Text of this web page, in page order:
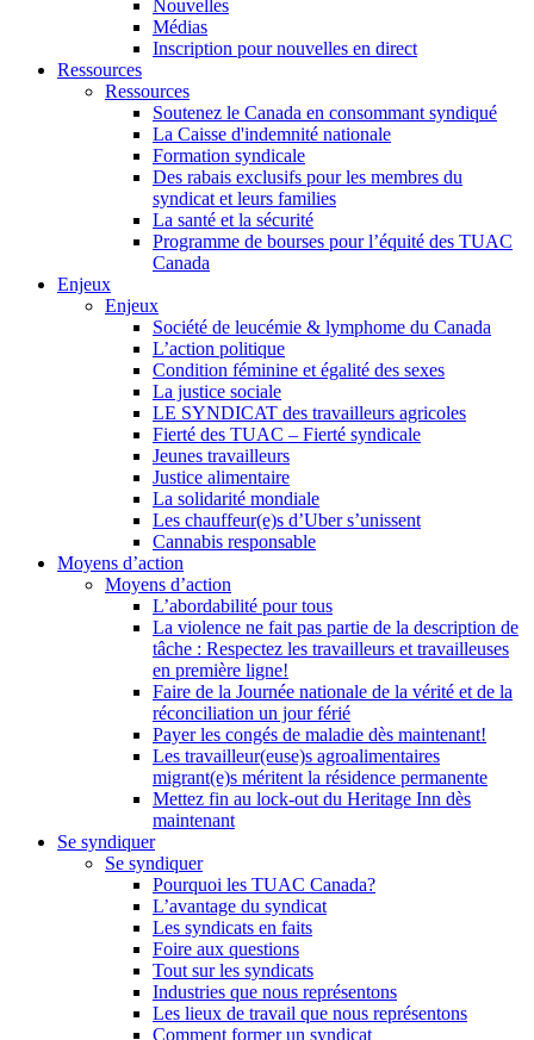
Nouvelles
Médias
Inscription pour nouvelles en direct
Ressources
Ressources
Soutenez le Canada en consommant syndiqué
La Caisse d'indemnité nationale
Formation syndicale
Des rabais exclusifs pour les membres du
syndicat et leurs families
La santé et la sécurité
Programme de bourses pour l’équité des TUAC
Canada
Enjeux
Enjeux
Société de leucémie & lymphome du Canada
L’action politique
Condition féminine et égalité des sexes
La justice sociale
LE SYNDICAT des travailleurs agricoles
Fierté des TUAC – Fierté syndicale
Jeunes travailleurs
Justice alimentaire
La solidarité mondiale
Les chauffeur(e)s d’Uber s’unissent
Cannabis responsable
Moyens d’action
Moyens d’action
L’abordabilité pour tous
La violence ne fait pas partie de la description de
tâche : Respectez les travailleurs et travailleuses
en première ligne!
Faire de la Journée nationale de la vérité et de la
réconciliation un jour férié
Payer les congés de maladie dès maintenant!
Les travailleur(euse)s agroalimentaires
migrant(e)s méritent la résidence permanente
Mettez fin au lock-out du Heritage Inn dès
maintenant
Se syndiquer
Se syndiquer
Pourquoi les TUAC Canada?
L’avantage du syndicat
Les syndicats en faits
Foire aux questions
Tout sur les syndicats
Industries que nous représentons
Les lieux de travail que nous représentons
Comment former un syndicat